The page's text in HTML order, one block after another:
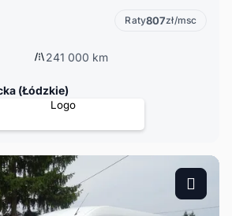
Raty807zł/msc
241 000 km
(Łódzkie)